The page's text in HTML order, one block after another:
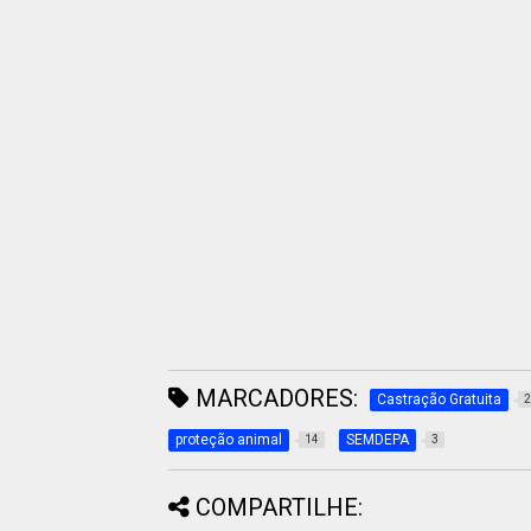
MARCADORES: Castração Gratuita 2
proteção animal 14 SEMDEPA 3
COMPARTILHE: